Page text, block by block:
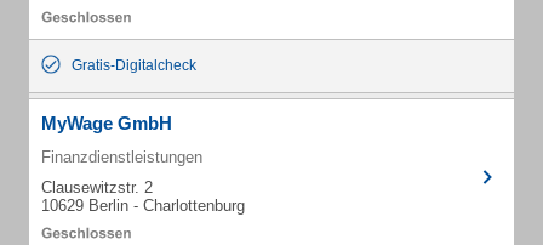
Gratis-Digitalcheck
MyWage GmbH
Finanzdienstleistungen
Clausewitzstr. 2
10629 Berlin - Charlottenburg